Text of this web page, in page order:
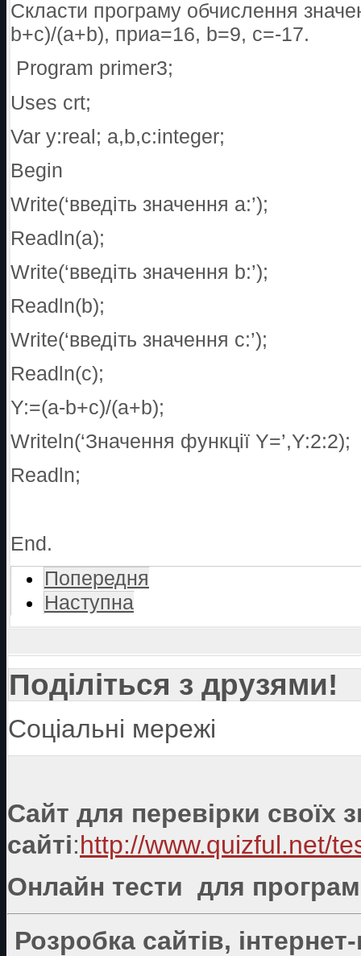
Скласти програму обчислення
b+c)/(a+b), приa=16, b=9, c=-17.
Program primer3;
Uses crt;
Var y:real; a,b,c:integer;
Begin
Write(‘введіть значення а:’);
Readln(a);
Write(‘введіть значення b:’);
Readln(b);
Write(‘введіть значення c:’);
Readln(c);
Y:=(a-b+c)/(a+b);
Writeln(‘Значення функції Y=’,Y:2:2);
Readln;
End.
Попередня
Наступна
Поділіться з друзями!
Соціальні мережі
Сайт для перевірки своїх
сайті:http://www.quizful.net/
Онлайн тести для
Розробка сайтів,